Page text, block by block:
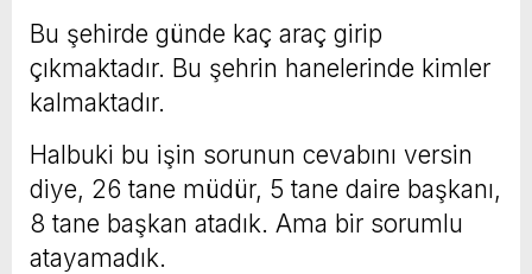
Bu şehirde günde kaç araç girip
çıkmaktadır. Bu şehrin hanelerinde kimler
kalmaktadır.
Halbuki bu işin sorunun cevabını versin
diye, 26 tane müdür, 5 tane daire başkanı,
8 tane başkan atadık. Ama bir sorumlu
atayamadık.